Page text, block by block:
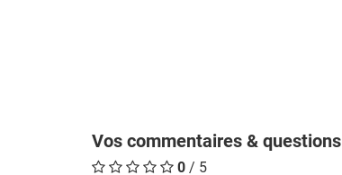
Vos commentaires & questions
0 / 5